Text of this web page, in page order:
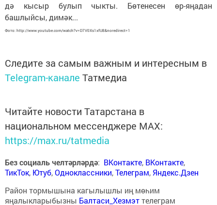
дә кысыр булып чыкты. Бөтенесен өр-яңадан
башлыйсы, димәк...
Фото: http://www.youtube.com/watch?v=D7V0Xs1xfU8&noredirect=1
Следите за самым важным и интересным в
Telegram-канале Татмедиа
Читайте новости Татарстана в
национальном мессенджере MАХ:
https://max.ru/tatmedia
Без социаль челтәрләрдә: ВКонтакте, ВКонтакте,
ТикТок, Ютуб,Одноклассники,Телеграм, Яндекс.Дзен
Район тормышына кагылышлы иң мөһим
яңалыкларыбызны Балтаси_Хезмэттелеграм